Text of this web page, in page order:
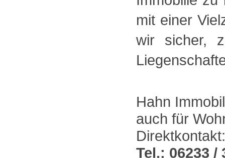
mit einer
wir sicher,
Hahn
auch für
Direktkontakt:
Tel.: 06233 /